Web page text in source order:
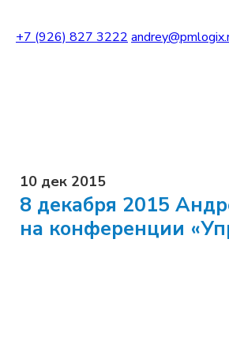
+7 (926) 827 3222
10 дек 2015
8 декабря 2015
на конференции